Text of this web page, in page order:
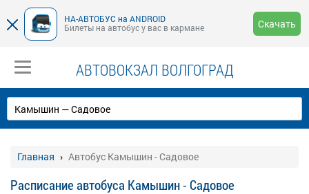
НА-АВТОБУС на ANDROID
Билеты на автобус у вас в кармане
Скачать
АВТОВОКЗАЛ ВОЛГОГРАД
Главная Автобус Камышин - Садовое
Расписание автобуса Камышин - Садовое